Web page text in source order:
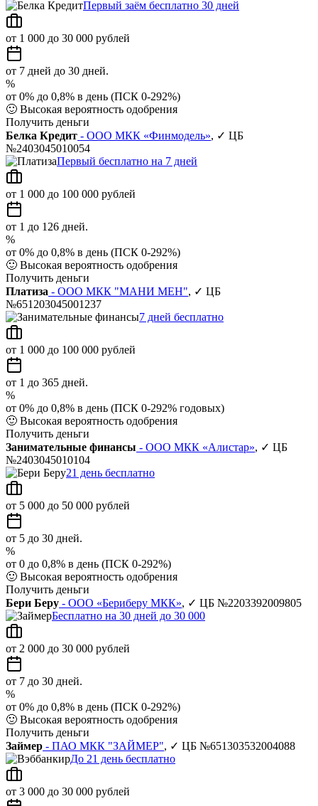
Первый заём бесплатно 30 дней
от 1 000 до 30 000 рублей
от 7 дней до 30 дней.
%
от 0% до 0,8% в день (ПСК 0-292%)
🙂 Высокая вероятность одобрения
Получить деньги
Белка Кредит - ООО МКК «Финмодель», ✓ ЦБ
№2403045010054
Первый бесплатно на 7 дней
от 1 000 до 100 000 рублей
от 1 до 126 дней.
%
от 0% до 0,8% в день (ПСК 0-292%)
🙂 Высокая вероятность одобрения
Получить деньги
Платиза - ООО МКК "МАНИ МЕН", ✓ ЦБ
№651203045001237
7 дней бесплатно
от 1 000 до 100 000 рублей
от 1 до 365 дней.
%
от 0% до 0,8% в день (ПСК 0-292% годовых)
🙂 Высокая вероятность одобрения
Получить деньги
Занимательные финансы - ООО МКК «Алистар», ✓ ЦБ
№2403045010104
21 день бесплатно
от 5 000 до 50 000 рублей
от 5 до 30 дней.
%
от 0 до 0,8% в день (ПСК 0-292%)
🙂 Высокая вероятность одобрения
Получить деньги
Бери Беру - ООО «Бериберу МКК», ✓ ЦБ №2203392009805
Бесплатно на 30 дней до 30 000
от 2 000 до 30 000 рублей
от 7 до 30 дней.
%
от 0% до 0,8% в день (ПСК 0-292%)
🙂 Высокая вероятность одобрения
Получить деньги
Займер - ПАО МКК "ЗАЙМЕР", ✓ ЦБ №651303532004088
До 21 день бесплатно
от 3 000 до 30 000 рублей